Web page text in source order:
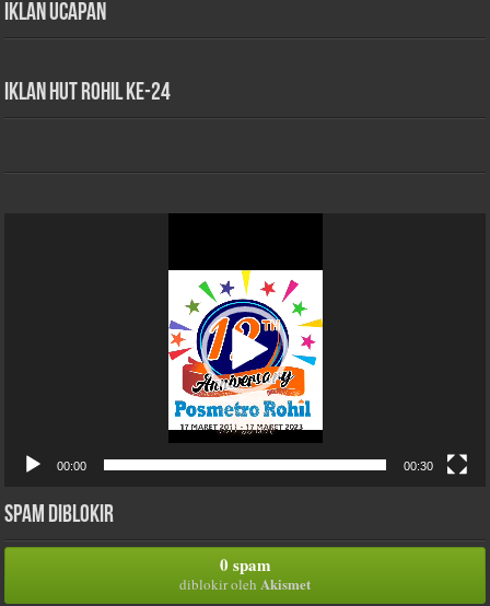
Iklan Ucapan
iklan HUT Rohil Ke-24
00:00 00:30
Spam Diblokir
0 spam
diblokir oleh Akismet